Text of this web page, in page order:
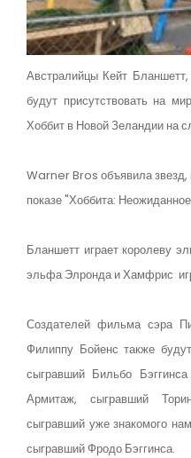
Австралийцы Кейт
будут присутствовать на
Хоббит в Новой Зеландии на
Warner Bros объявила звезд,
показе "Хоббита:
Бланшетт играет королеву
эльфа Элронда и Хамфрис
Создателей фильма сэра
Филиппу Бойенс также
сыгравший Бильбо
Армитаж, сыгравший
сыгравший уже знакомого
сыгравший Фродо Бэггинса.